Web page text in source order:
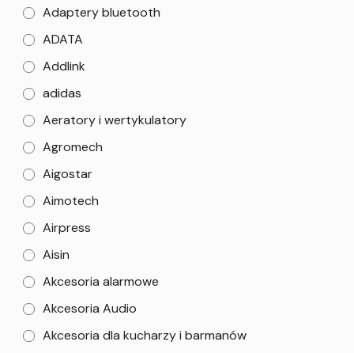
Adaptery bluetooth
ADATA
Addlink
adidas
Aeratory i wertykulatory
Agromech
Aigostar
Aimotech
Airpress
Aisin
Akcesoria alarmowe
Akcesoria Audio
Akcesoria dla kucharzy i barmanów